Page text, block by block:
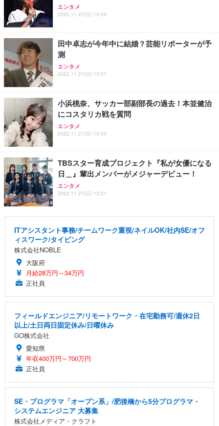
エンタメ
2022.11.27(日) 14:29
田中卓志が今年中に結婚？芸能リポーターが予
測
エンタメ
2022.11.27(日) 13:57
小浜桃奈、サッカー部副部長の過去！本並健治
にコスタリカ戦を質問
エンタメ
2022.11.27(日) 13:05
TBSスター育成プロジェクト『私が女優になる
日＿』輩出メンバーがメジャーデビュー！
エンタメ
2022.11.27(日) 12:21
ITアシスタント事務/チームワーク重視/ネイルOK/社内SE/オフ
ィスワーク/タイピング
株式会社NOBLE
大阪府
月給28万円～34万円
正社員
フィールドエンジニア/リモートワーク・在宅勤務可/週休2日
以上/土日両日固定休み/日曜休み
GO株式会社
愛知県
年収400万円～700万円
正社員
SE・プログラマ「オープン系」/肥後橋から5分プログラマ・
システムエンジニア 大募集
株式会社メディア・クラフト